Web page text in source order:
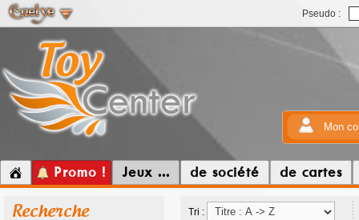
Pseudo :
Mon
Promo ! Jeux ... de société de cartes
Recherche Tri :